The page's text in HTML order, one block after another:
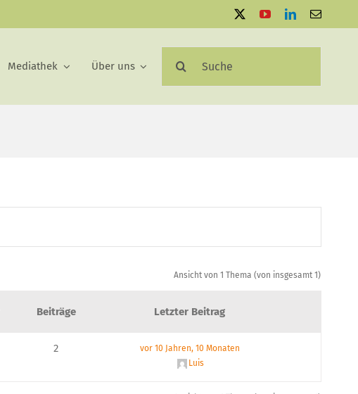
Mediathek Über uns
nach:
Ansicht von 1 Thema (von insgesamt 1)
Beiträge Letzter Beitrag
2
vor 10 Jahren, 10 Monaten
Luis